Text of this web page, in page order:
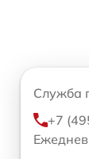
Служба
+7